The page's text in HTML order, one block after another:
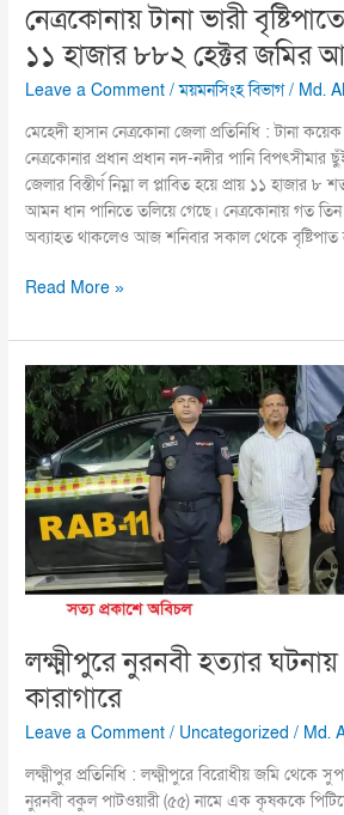
নেত্রকোনায় টানা ভারী
১১ হাজার ৮৮২ হেক্টর জমির
Leave a Comment /ময়মনসিংহ বিভাগ/ Md.
মেহেদী হাসান নেত্রকোনা জেলা প্রতিনিধি : টানা
নেত্রকোনার প্রধান প্রধান নদ-নদীর পানি বিপৎসীমার
জেলার বিস্তীর্ণ নিম্না ল প্লাবিত হয়ে প্রায় ১১ হাজার
আমন ধান পানিতে তলিয়ে গেছে। নেত্রকোনায় গত তিন
অব্যাহত থাকলেও আজ শনিবার সকাল থেকে বৃষ্টিপাত
আমন
ধান
Read More »
লক্ষ্মীপুরে নুরনবী হত্যার
কারাগারে
Leave a Comment / Uncategorized / Md.
লক্ষ্মীপুর প্রতিনিধি : লক্ষ্মীপুরে বিরোধীয় জমি থেকে
নুরনবী বকুল পাটওয়ারী (৫৫) নামে এক কৃষককে
লক্ষ্মীপুরে
নুরনবী
হত্যার
ঘটনায়
৪
আসামি
কারাগারে